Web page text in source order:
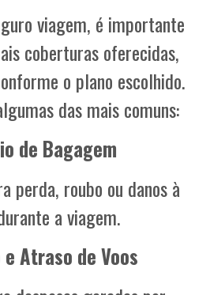
viagem, é importante
coberturas oferecidas,
o plano escolhido.
das mais comuns:
de Bagagem
perda, roubo ou danos à
a viagem.
Atraso de Voos